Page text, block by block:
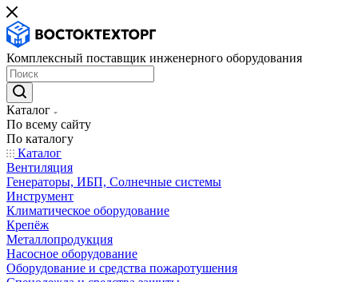
Комплексный поставщик инженерного оборудования
Каталог
По всему сайту
По каталогу
Каталог
Вентиляция
Генераторы, ИБП, Солнечные системы
Инструмент
Климатическое оборудование
Крепёж
Металлопродукция
Насосное оборудование
Оборудование и средства пожаротушения